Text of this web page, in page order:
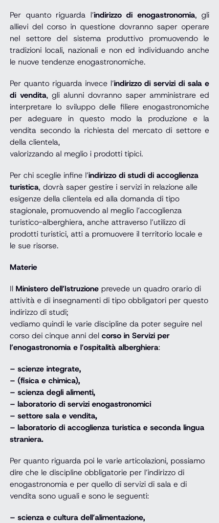
Per quanto riguarda l’indirizzo di enogastronomia, gli
allievi del corso in questione dovranno saper operare
nel settore del sistema produttivo promuovendo le
tradizioni locali, nazionali e non ed individuando anche
le nuove tendenze enogastronomiche.
Per quanto riguarda invece l’indirizzo di servizi di sala e
di vendita, gli alunni dovranno saper amministrare ed
interpretare lo sviluppo delle filiere enogastronomiche
per adeguare in questo modo la produzione e la
vendita secondo la richiesta del mercato di settore e
della clientela,
valorizzando al meglio i prodotti tipici.
Per chi sceglie infine l’indirizzo di studi di accoglienza
turistica, dovrà saper gestire i servizi in relazione alle
esigenze della clientela ed alla domanda di tipo
stagionale, promuovendo al meglio l’accoglienza
turistico-alberghiera, anche attraverso l’utilizzo di
prodotti turistici, atti a promuovere il territorio locale e
le sue risorse.
Materie
Il Ministero dell’Istruzione prevede un quadro orario di
attività e di insegnamenti di tipo obbligatori per questo
indirizzo di studi;
vediamo quindi le varie discipline da poter seguire nel
corso dei cinque anni del corso in Servizi per
l’enogastronomia e l’ospitalità alberghiera:
– scienze integrate,
– (fisica e chimica),
– scienza degli alimenti,
– laboratorio di servizi enogastronomici
– settore sala e vendita,
– laboratorio di accoglienza turistica e seconda lingua
straniera.
Per quanto riguarda poi le varie articolazioni, possiamo
dire che le discipline obbligatorie per l’indirizzo di
enogastronomia e per quello di servizi di sala e di
vendita sono uguali e sono le seguenti:
– scienza e cultura dell’alimentazione,